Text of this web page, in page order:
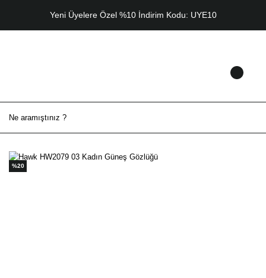
Yeni Üyelere Özel %10 İndirim Kodu: UYE10
%20